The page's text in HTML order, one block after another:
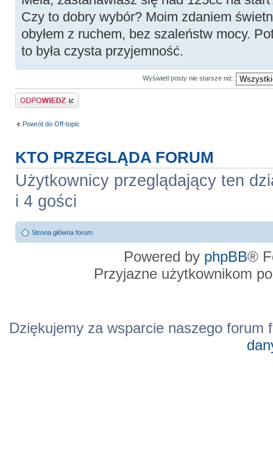
Czy to dobry wybór? Moim zdaniem
obyłem z ruchem, bez szaleństw mocy.
to była czysta przyjemność.
Wyświetl posty nie starsze niż:
Odpowiedz
Powrót do Off-topic
KTO PRZEGLĄDA FORUM
Użytkownicy przeglądający ten
i 4 gości
Strona główna forum
Powered by phpBB®
Przyjazne użytkownikom
Dziękujemy za wsparcie naszego